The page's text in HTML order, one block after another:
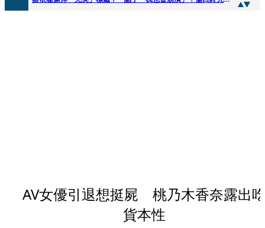
AV女優引退想挺屍 桃乃木香奈露出
貨本性